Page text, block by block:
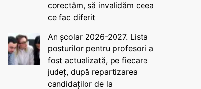
corectăm, să invalidăm ceea
ce fac diferit
An școlar 2026-2027. Lista
posturilor pentru profesori a
fost actualizată, pe fiecare
județ, după repartizarea
candidaților de la